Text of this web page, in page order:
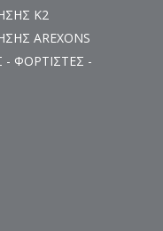
K2
AREXONS
- ΦΟΡΤΙΣΤΕΣ -